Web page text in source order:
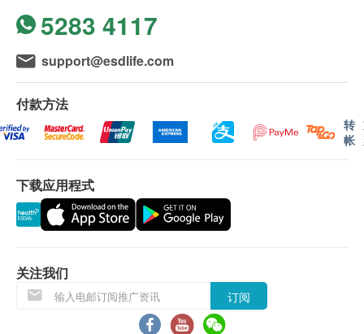
服务隻适用于佐敦检验中心 (办公时间：星期一、三
及六；下午2时至6时)。
备注：
医生讲解报告
分店查询。
如果客户已完成电话或面解服务，若再要求讲解，
客户若体检后3个月内不提取报告，所有报告一律
作销毁处理及不会存底，客户如需额外索取报告複
印本 (体检后3个月内)，将收取$150行政费。注
客人需自行承担邮寄报告之风险。
所有身体检查并非作为医务诊断或治疗用途，如需
撰写医生转介信，将作额外收费，价钱请向美邦查
5283 4117
support@esdlife.com
付款方法
转
帐
下载应用程式
关注我们
订阅